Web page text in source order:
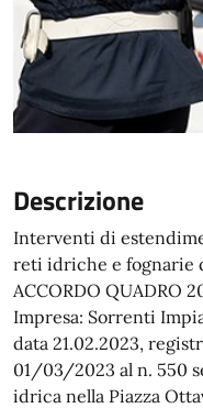
Descrizione
Interventi di
reti idriche e fognarie
ACCORDO QUADRO
Impresa: Sorrenti
data 21.02.2023,
01/03/2023 al n. 550
idrica nella Piazza